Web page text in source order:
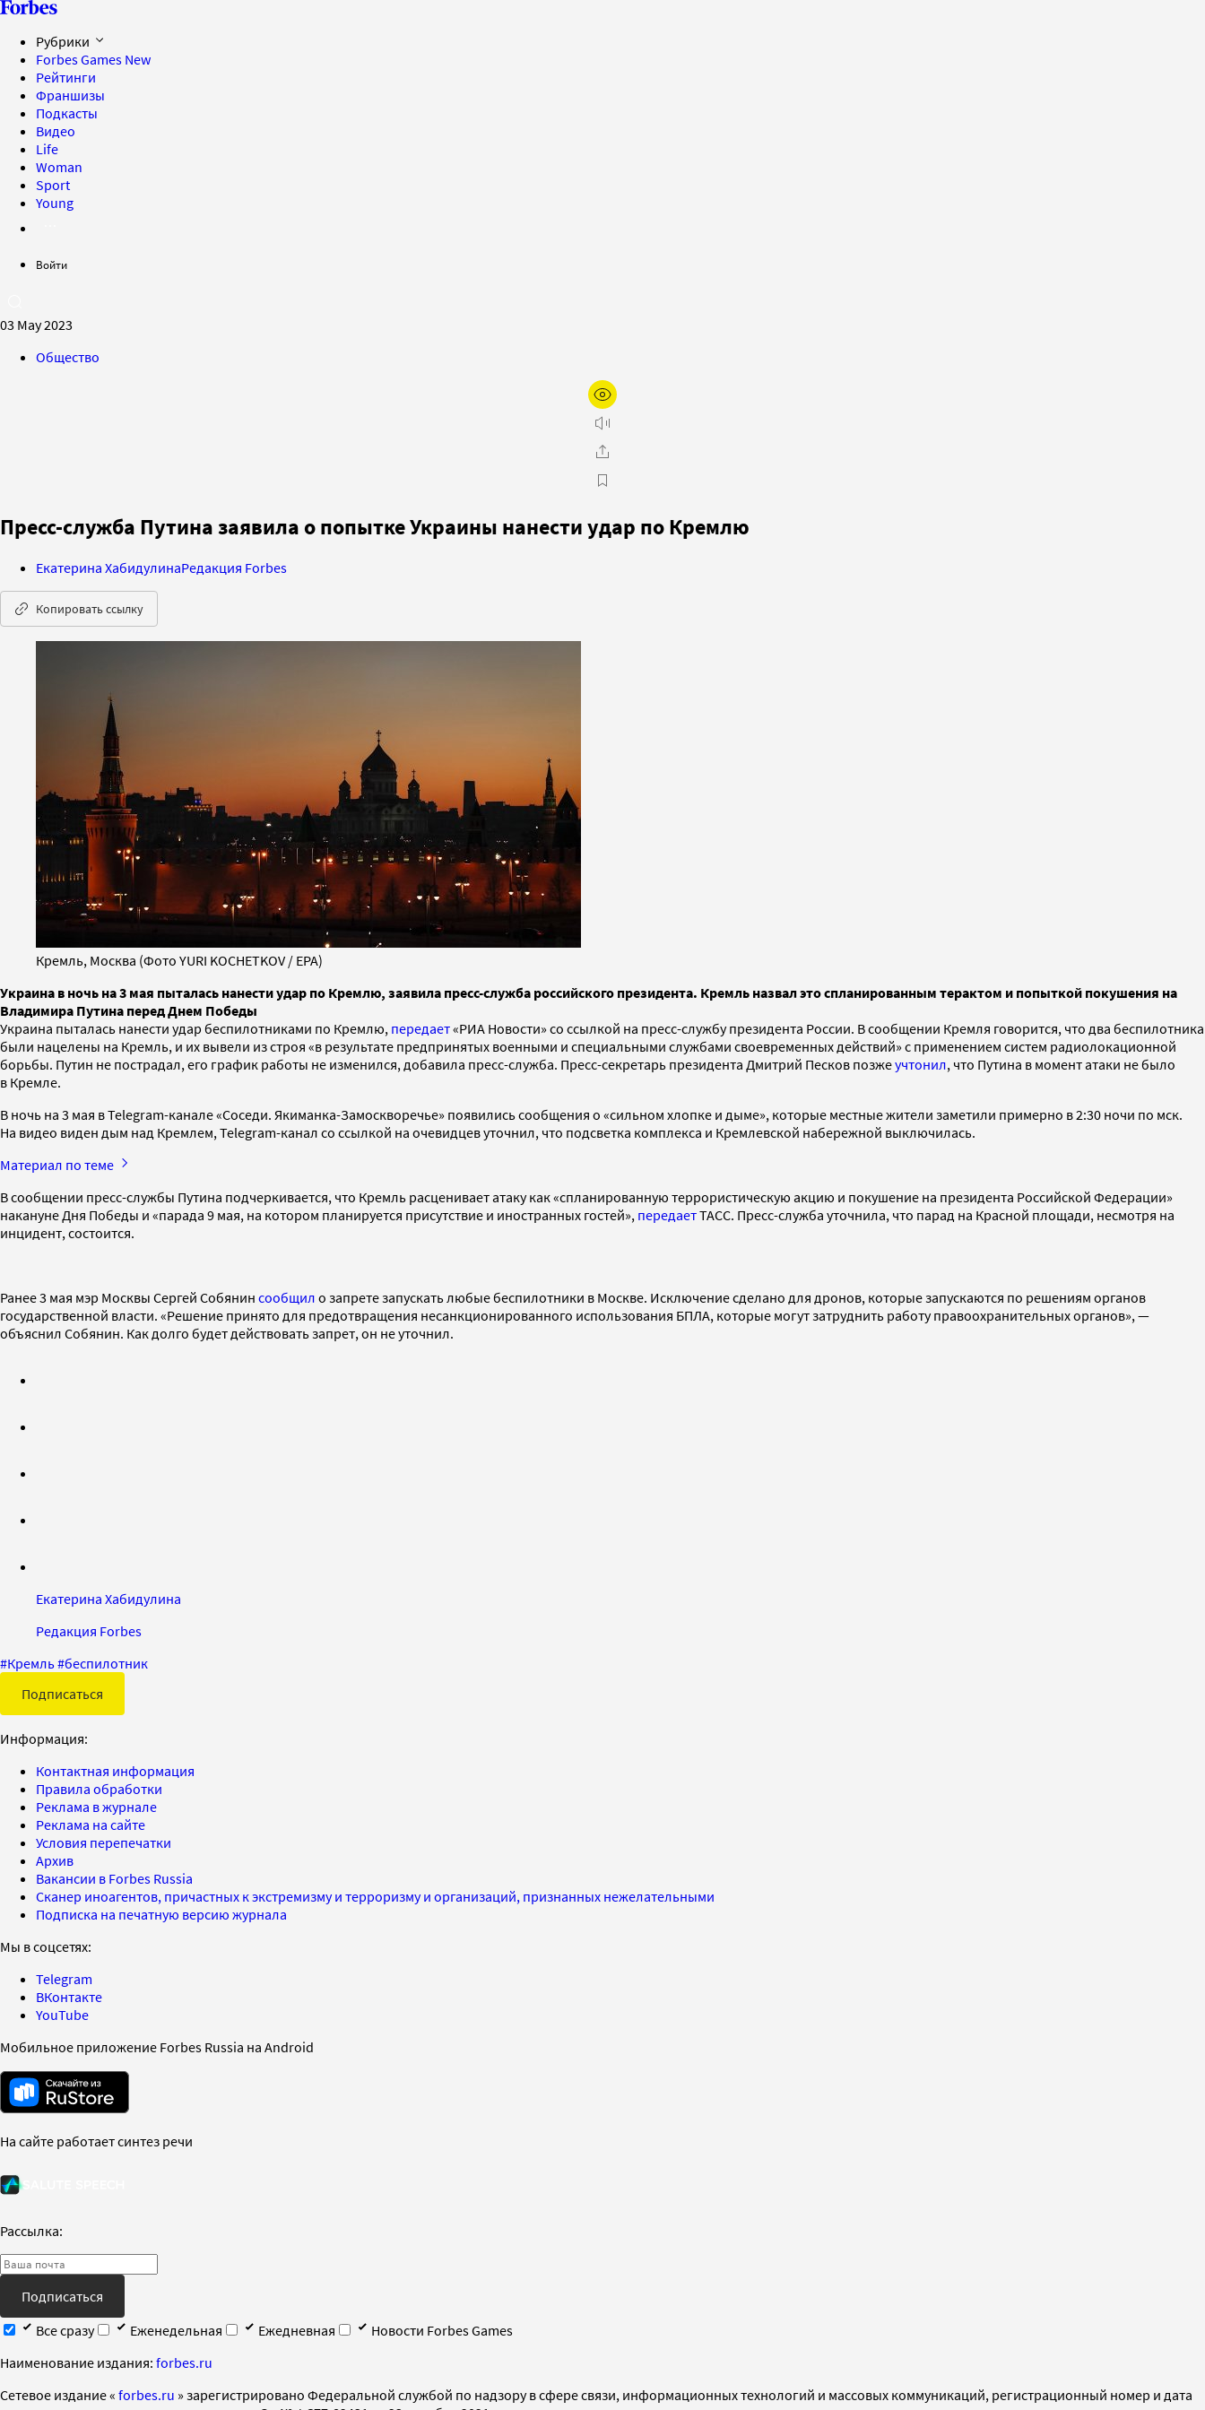
Рубрики
Forbes Games New
Рейтинги
Франшизы
Подкасты
Видео
Life
Woman
Sport
Young
Войти
03 May 2023
Общество
Пресс-служба Путина заявила о попытке Украины нанести удар по Кремлю
Екатерина ХабидулинаРедакция Forbes
Копировать ссылку
Кремль, Москва (Фото YURI KOCHETKOV / EPA)
Украина в ночь на 3 мая пыталась нанести удар по Кремлю, заявила пресс-служба российского президента. Кремль назвал это спланированным терактом и попыткой покушения на
Владимира Путина перед Днем Победы
Украина пыталась нанести удар беспилотниками по Кремлю, передает«РИА Новости» со ссылкой на пресс-службу президента России. В сообщении Кремля говорится, что два беспилотника
были нацелены на Кремль, и их вывели из строя «в результате предпринятых военными и специальными службами своевременных действий» с применением систем радиолокационной
борьбы. Путин не пострадал, его график работы не изменился, добавила пресс-служба. Пресс-секретарь президента Дмитрий Песков позжеучтонил, что Путина в момент атаки не было
в Кремле.
В ночь на 3 мая в Telegram-канале «Соседи. Якиманка-Замоскворечье» появились сообщения о «сильном хлопке и дыме», которые местные жители заметили примерно в 2:30 ночи по мск.
На видео виден дым над Кремлем, Telegram-канал со ссылкой на очевидцев уточнил, что подсветка комплекса и Кремлевской набережной выключилась.
Материал по теме
В сообщении пресс-службы Путина подчеркивается, что Кремль расценивает атаку как «спланированную террористическую акцию и покушение на президента Российской Федерации»
накануне Дня Победы и «парада 9 мая, на котором планируется присутствие и иностранных гостей», передаетТАСС. Пресс-служба уточнила, что парад на Красной площади, несмотря на
инцидент, состоится.
Ранее 3 мая мэр Москвы Сергей Собянин сообщил о запрете запускать любые беспилотники в Москве. Исключение сделано для дронов, которые запускаются по решениям органов
государственной власти. «Решение принято для предотвращения несанкционированного использования БПЛА, которые могут затруднить работу правоохранительных органов», —
объяснил Собянин. Как долго будет действовать запрет, он не уточнил.
Екатерина Хабидулина
Редакция Forbes
#Кремль#беспилотник
Подписаться
Информация:
Контактная информация
Правила обработки
Реклама в журнале
Реклама на сайте
Условия перепечатки
Архив
Вакансии в Forbes Russia
Сканер иноагентов, причастных к экстремизму и терроризму и организаций, признанных нежелательными
Подписка на печатную версию журнала
Мы в соцсетях:
Telegram
ВКонтакте
YouTube
Мобильное приложение Forbes Russia на Android
На сайте работает синтез речи
Рассылка:
Подписаться
Все сразу
Еженедельная Ежедневная
Новости Forbes Games
Наименование издания: forbes.ru
Cетевое издание « forbes.ru » зарегистрировано Федеральной службой по надзору в сфере связи, информационных технологий и массовых коммуникаций, регистрационный номер и дата